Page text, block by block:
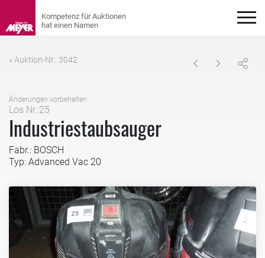
« Auktion-Nr.: 3042
Änderungen vorbehalten
Los Nr.:25
Industriestaubsauger
Fabr.: BOSCH
Typ: Advanced Vac 20